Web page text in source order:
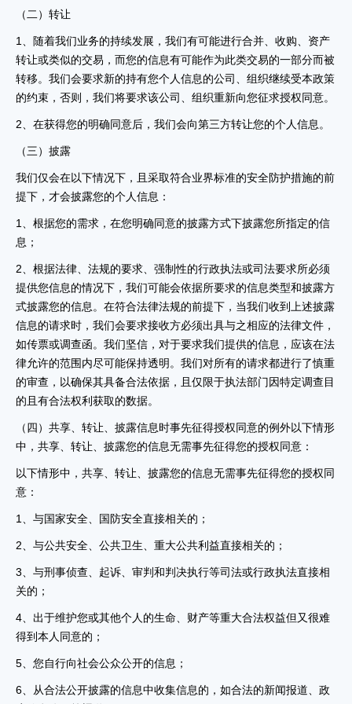
（二）转让
1、随着我们业务的持续发展，我们有可能进行合并、收购、资产
转让或类似的交易，而您的信息有可能作为此类交易的一部分而被
转移。我们会要求新的持有您个人信息的公司、组织继续受本政策
的约束，否则，我们将要求该公司、组织重新向您征求授权同意。
2、在获得您的明确同意后，我们会向第三方转让您的个人信息。
（三）披露
我们仅会在以下情况下，且采取符合业界标准的安全防护措施的前
提下，才会披露您的个人信息：
1、根据您的需求，在您明确同意的披露方式下披露您所指定的信
息；
2、根据法律、法规的要求、强制性的行政执法或司法要求所必须
提供您信息的情况下，我们可能会依据所要求的信息类型和披露方
式披露您的信息。在符合法律法规的前提下，当我们收到上述披露
信息的请求时，我们会要求接收方必须出具与之相应的法律文件，
如传票或调查函。我们坚信，对于要求我们提供的信息，应该在法
律允许的范围内尽可能保持透明。我们对所有的请求都进行了慎重
的审查，以确保其具备合法依据，且仅限于执法部门因特定调查目
的且有合法权利获取的数据。
（四）共享、转让、披露信息时事先征得授权同意的例外以下情形
中，共享、转让、披露您的信息无需事先征得您的授权同意：
以下情形中，共享、转让、披露您的信息无需事先征得您的授权同
意：
1、与国家安全、国防安全直接相关的；
2、与公共安全、公共卫生、重大公共利益直接相关的；
3、与刑事侦查、起诉、审判和判决执行等司法或行政执法直接相
关的；
4、出于维护您或其他个人的生命、财产等重大合法权益但又很难
得到本人同意的；
5、您自行向社会公众公开的信息；
6、从合法公开披露的信息中收集信息的，如合法的新闻报道、政